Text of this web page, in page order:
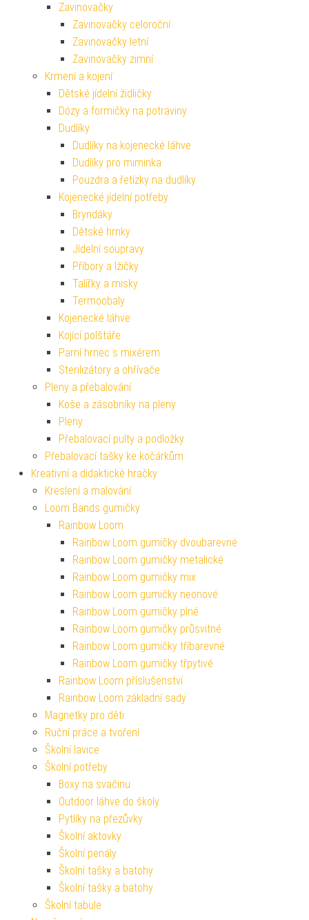
Zavinovačky
Zavinovačky celoroční
Zavinovačky letní
Zavinovačky zimní
Krmení a kojení
Dětské jídelní židličky
Dózy a formičky na potraviny
Dudlíky
Dudlíky na kojenecké láhve
Dudlíky pro miminka
Pouzdra a řetízky na dudlíky
Kojenecké jídelní potřeby
Bryndáky
Dětské hrnky
Jídelní soupravy
Příbory a lžičky
Talířky a misky
Termoobaly
Kojenecké láhve
Kojící polštáře
Parní hrnec s mixérem
Sterilizátory a ohřívače
Pleny a přebalování
Koše a zásobníky na pleny
Pleny
Přebalovací pulty a podložky
Přebalovací tašky ke kočárkům
Kreativní a didaktické hračky
Kreslení a malování
Loom Bands gumičky
Rainbow Loom
Rainbow Loom gumičky dvoubarevné
Rainbow Loom gumičky metalické
Rainbow Loom gumičky mix
Rainbow Loom gumičky neonové
Rainbow Loom gumičky plné
Rainbow Loom gumičky průsvitné
Rainbow Loom gumičky tříbarevné
Rainbow Loom gumičky třpytivé
Rainbow Loom příslušenství
Rainbow Loom základní sady
Magnetky pro děti
Ruční práce a tvoření
Školní lavice
Školní potřeby
Boxy na svačinu
Outdoor láhve do školy
Pytlíky na přezůvky
Školní aktovky
Školní penály
Školní tašky a batohy
Školní tašky a batohy
Školní tabule